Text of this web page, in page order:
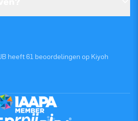
heeft 61 beoordelingen op Kiyoh